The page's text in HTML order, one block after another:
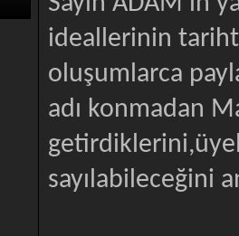
ideallerinin
oluşumlarca
adı konmadan
sayılabileceğini